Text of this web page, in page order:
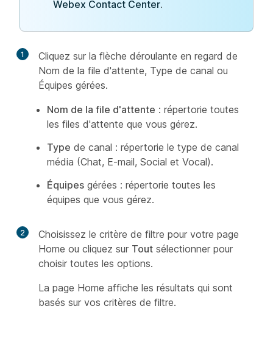
Webex Contact Center.
1
Cliquez sur la flèche déroulante en regard de
Nom de la file d'attente, Type de canal ou
Équipes gérées.
Nom de la file d'attente : répertorie toutes
les files d'attente que vous gérez.
Type de canal : répertorie le type de canal
média (Chat, E-mail, Social et Vocal).
Équipes gérées : répertorie toutes les
équipes que vous gérez.
2
Choisissez le critère de filtre pour votre page
Home ou cliquez sur Tout sélectionner pour
choisir toutes les options.
La page Home affiche les résultats qui sont
basés sur vos critères de filtre.